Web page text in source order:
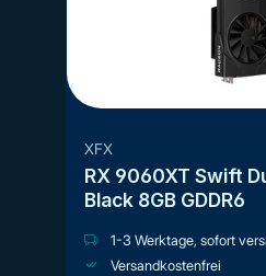
XFX
RX 9060XT Swift
Black 8GB GDDR6
1-3 Werktage, sofort
Versandkostenfrei